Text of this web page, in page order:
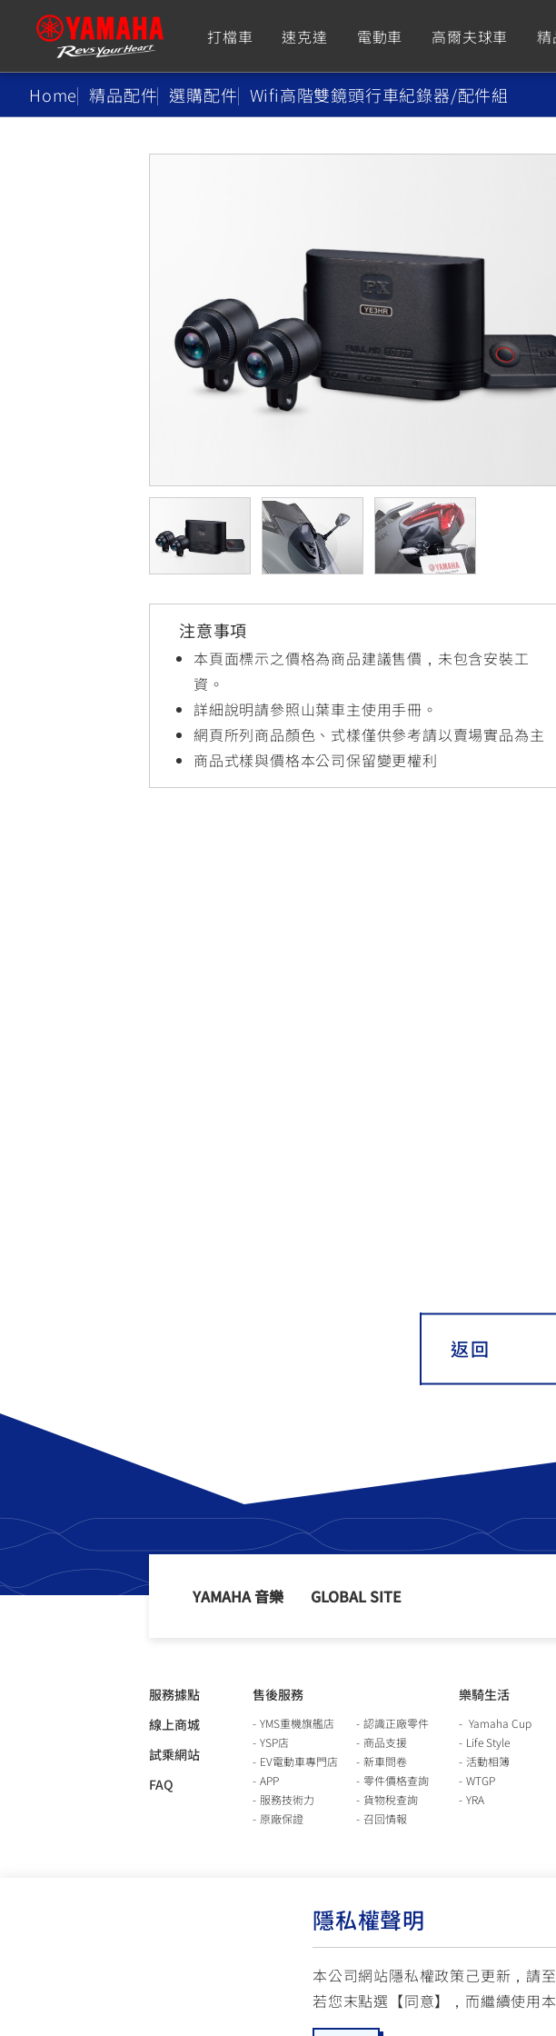
隱私權聲明
本公司網站隱私權政策己更新，請
若您末點選【同意】，而繼續使用
打檔車 速克達 電動車 高爾夫球車 精
依風格
YZF-R7
550+
YZF-R3
YZF-R15
550+
依風格
XMAX
251~549
AUGUR
150
CYGNUS X
125
RS NEO
125
2.5 kw
追蹤愛車
Home 精品配件 選購配件 Wifi高階雙鏡頭行車紀錄器/配件組
注意事項
本頁面標示之價格為商品建議售價，未包含安裝工
資。
詳細說明請參照山葉車主使用手冊。
網頁所列商品顏色、式樣僅供參考請以賣場實品為主
商品式樣與價格本公司保留變更權利
返回
YAMAHA 音樂 GLOBAL SITE
服務據點
線上商城
試乘網站
FAQ
售後服務
YMS重機旗艦店
YSP店
EV電動車專門店
APP
服務技術力
原廠保證
認識正廠零件
商品支援
新車問卷
零件價格查詢
貨物稅查詢
召回情報
樂騎生活
Yamaha Cup
Life Style
活動相簿
WTGP
YRA
交通安全入口網